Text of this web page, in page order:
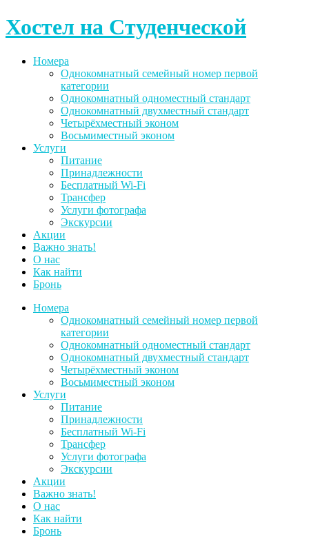
Skip
to
Хостел на Студенческой
Номера
Однокомнатный семейный номер первой
категории
Однокомнатный одноместный стандарт
Однокомнатный двухместный стандарт
Четырёхместный эконом
Восьмиместный эконом
Услуги
Питание
Принадлежности
Бесплатный Wi-Fi
Трансфер
Услуги фотографа
Экскурсии
Акции
Важно знать!
О нас
Как найти
Бронь
Номера
Однокомнатный семейный номер первой
категории
Однокомнатный одноместный стандарт
Однокомнатный двухместный стандарт
Четырёхместный эконом
Восьмиместный эконом
Услуги
Питание
Принадлежности
Бесплатный Wi-Fi
Трансфер
Услуги фотографа
Экскурсии
Акции
Важно знать!
О нас
Как найти
Бронь